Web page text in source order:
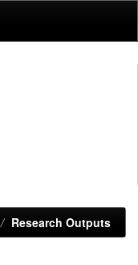
Research Outputs